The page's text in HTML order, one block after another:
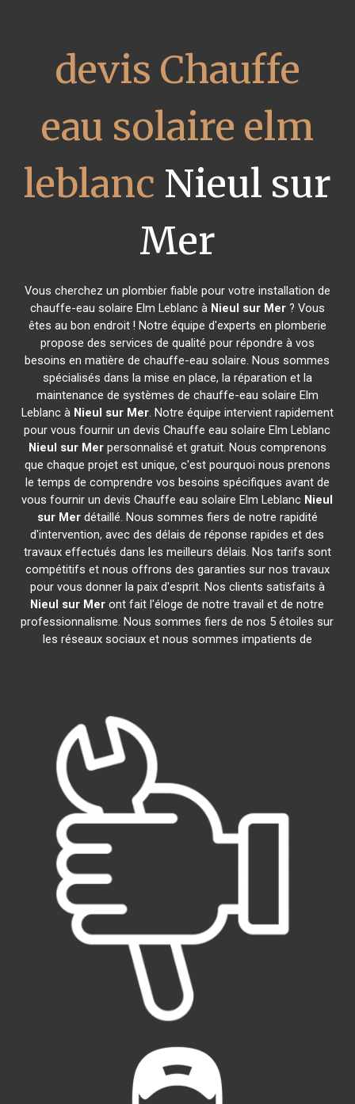
devis Chauffe
eau solaire elm
leblanc Nieul sur
Mer
Vous cherchez un plombier fiable pour votre installation de
chauffe-eau solaire Elm Leblanc à Nieul sur Mer? Vous
êtes au bon endroit ! Notre équipe d'experts en plomberie
propose des services de qualité pour répondre à vos
besoins en matière de chauffe-eau solaire. Nous sommes
spécialisés dans la mise en place, la réparation et la
maintenance de systèmes de chauffe-eau solaire Elm
Leblanc à Nieul sur Mer. Notre équipe intervient rapidement
pour vous fournir un devis Chauffe eau solaire Elm Leblanc
Nieul sur Merpersonnalisé et gratuit. Nous comprenons
que chaque projet est unique, c'est pourquoi nous prenons
le temps de comprendre vos besoins spécifiques avant de
vous fournir un devis Chauffe eau solaire Elm Leblanc Nieul
sur Merdétaillé. Nous sommes fiers de notre rapidité
d'intervention, avec des délais de réponse rapides et des
travaux effectués dans les meilleurs délais. Nos tarifs sont
compétitifs et nous offrons des garanties sur nos travaux
pour vous donner la paix d'esprit. Nos clients satisfaits à
Nieul sur Mer ont fait l'éloge de notre travail et de notre
professionnalisme. Nous sommes fiers de nos 5 étoiles sur
les réseaux sociaux et nous sommes impatients de